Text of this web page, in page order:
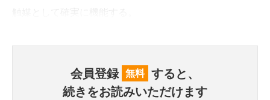
会員登録 無料 すると、
続きをお読みいただけます